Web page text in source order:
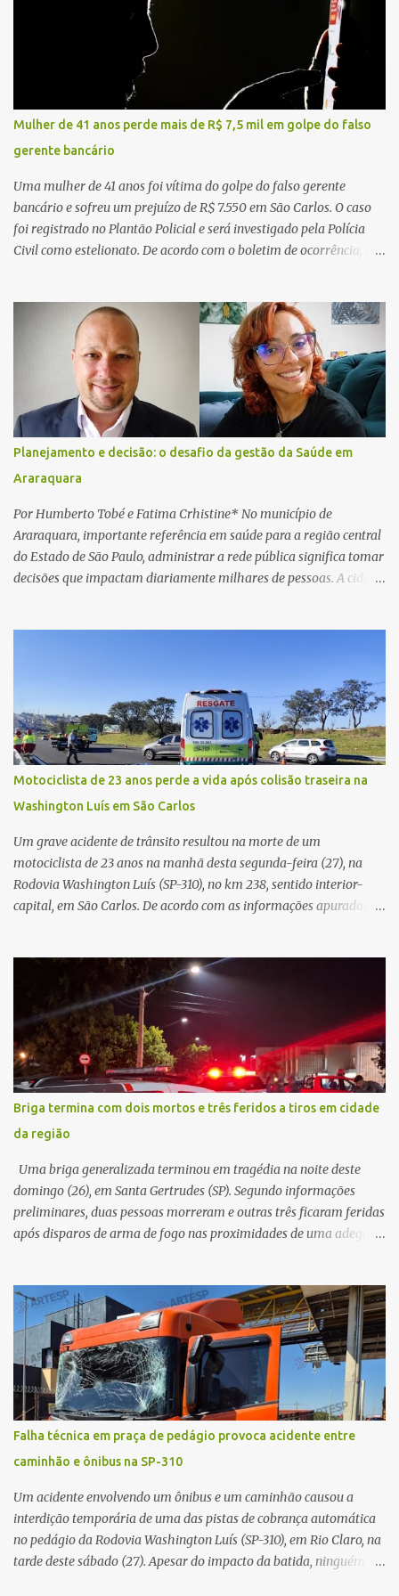
Mulher de 41 anos perde mais de R$ 7,5 mil em golpe do falso
gerente bancário
Uma mulher de 41 anos foi vítima do golpe do falso gerente
bancário e sofreu um prejuízo de R$ 7.550 em São Carlos. O caso
foi registrado no Plantão Policial e será investigado pela Polícia
Civil como estelionato. De acordo com o boletim de ocorrência, a
suspeito alegou que seria necessário atualizar o cadastro da conta
e passou a orientar a vítima sobre os procedimentos que deveriam
ser realizados. Dias depois, o golpista enviou um documento em
PDF simulando uma comunicação oficial da instituição financeira.
Na sequência, entrou em contato por telefone e encaminhou um
link, orientando a vítima a acessá-lo pelo computador para
concluir a suposta atualização cadastral. Após realizar o
procedimento, a conta bancária ficou bloqueada por algumas
horas. Sem conseguir acessar o sistema, a vítima tentou
novamente contato com o suposto gerente, mas não obteve
resposta. Na segunda-fe...
Planejamento e decisão: o desafio da gestão da Saúde em
Araraquara
Por Humberto Tobé e Fatima Crhistine* No município de
Araraquara, importante referência em saúde para a região central
do Estado de São Paulo, administrar a rede pública significa tomar
decisões que impactam diariamente milhares de pessoas. A cidade
o Sistema Único de Saúde (SUS). Nos últimos anos, o Governo
Federal tem ampliado investimentos destinados ao fortalecimento
da atenção básica, da infraestrutura hospitalar e da
regionalização dos serviços de saúde. Entretanto, em um cenário
de demandas crescentes e recursos necessariamente limitados, a
principal missão da gestão pública não é apenas investir mais,
mas decidir melhor onde investir para produzir o maior benefício
possível à população. Essa reflexão encontra respaldo tanto na
teoria da admini...
Motociclista de 23 anos perde a vida após colisão traseira na
Washington Luís em São Carlos
Um grave acidente de trânsito resultou na morte de um
motociclista de 23 anos na manhã desta segunda-feira (27), na
Rodovia Washington Luís (SP-310), no km 238, sentido interior-
capital, em São Carlos. De acordo com as informações apuradas no
veículo, o trânsito estava lento e congestionado devido a obras
realizadas na rodovia, momento em que ocorreu o impacto. Com
a violência da colisão, o motociclista foi arremessado ao solo.
Testemunhas relataram que o capacete teria se desprendido
durante o acidente. O jovem sofreu ferimentos gravíssimos e
morreu ainda no local. Equipes de resgate e de atendimento da
concessionária responsável pela rodovia foram acionadas e
realizaram a sinalização da via, além de prestarem socorro à
vítima. No entanto, o óbito foi constatado ainda no local do
acidente. A Polícia Militar Rodoviária compareceu para o registro
da ocorrência...
Briga termina com dois mortos e três feridos a tiros em cidade
da região
Uma briga generalizada terminou em tragédia na noite deste
domingo (26), em Santa Gertrudes (SP). Segundo informações
preliminares, duas pessoas morreram e outras três ficaram feridas
após disparos de arma de fogo nas proximidades de uma adega. O
começado dentro do estabelecimento e se estendido para a área
externa, quando dois homens armados passaram a efetuar
diversos disparos. Duas vítimas morreram ainda no local. Outras
três pessoas foram baleadas e socorridas. Até o momento, não
foram divulgadas informações oficiais sobre o estado de saúde dos
feridos. Equipes da Polícia Militar de Santa Gertrudes atenderam a
ocorrência e isolaram a área para o trabalho da perícia. Até a
última atualização, nenhum suspeito havia sido preso. A Polícia
Civil investigará a motivação da briga, a autoria dos disparos e as
circunstâncias do crime. A ocorrência segue em anda...
Falha técnica em praça de pedágio provoca acidente entre
caminhão e ônibus na SP-310
Um acidente envolvendo um ônibus e um caminhão causou a
interdição temporária de uma das pistas de cobrança automática
no pedágio da Rodovia Washington Luís (SP-310), em Rio Claro, na
tarde deste sábado (27). Apesar do impacto da batida, ninguém